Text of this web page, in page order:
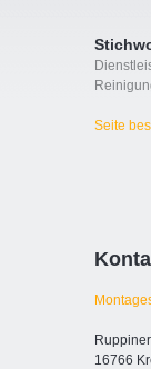
Seite
16766